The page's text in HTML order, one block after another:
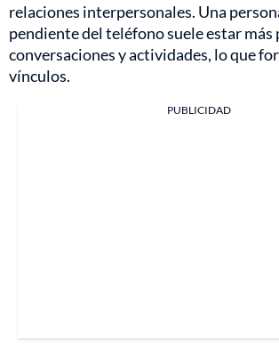
relaciones interpersonales. Una
pendiente del teléfono suele estar más
conversaciones y actividades, lo que
vínculos.
PUBLICIDAD